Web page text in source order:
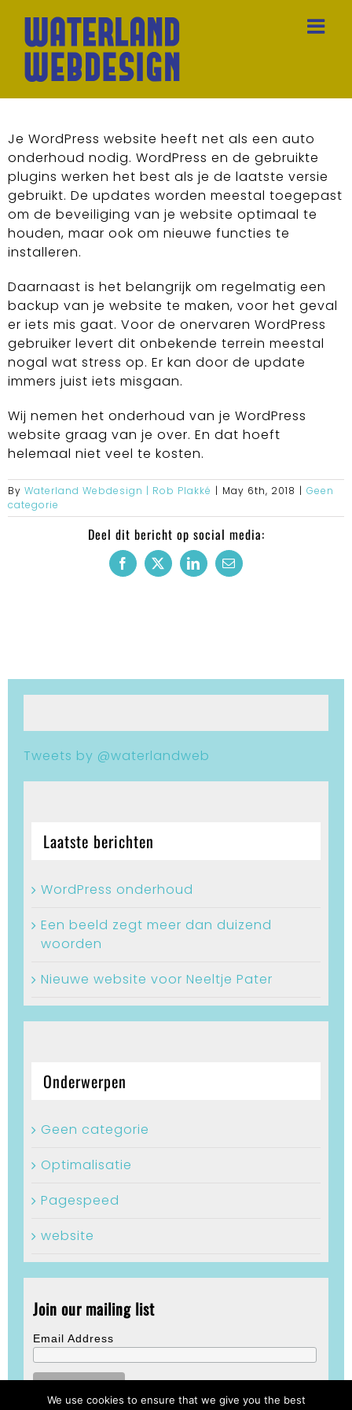
content
Je WordPress website heeft net als een auto
onderhoud nodig. WordPress en de gebruikte
plugins werken het best als je de laatste versie
gebruikt. De updates worden meestal toegepast
om de beveiliging van je website optimaal te
houden, maar ook om nieuwe functies te
installeren.
Daarnaast is het belangrijk om regelmatig een
backup van je website te maken, voor het geval
er iets mis gaat. Voor de onervaren WordPress
gebruiker levert dit onbekende terrein meestal
nogal wat stress op. Er kan door de update
immers juist iets misgaan.
Wij nemen het onderhoud van je WordPress
website graag van je over. En dat hoeft
helemaal niet veel te kosten.
By Waterland Webdesign | Rob Plakké | May 6th, 2018 | Geen
categorie
Deel dit bericht op social media:
Facebook
X LinkedInEmail
Tweets by @waterlandweb
Laatste berichten
WordPress onderhoud
Een beeld zegt meer dan duizend
woorden
Nieuwe website voor Neeltje Pater
Onderwerpen
Geen categorie
Optimalisatie
Pagespeed
website
Join our mailing list
Email Address
We use cookies to ensure that we give you the best